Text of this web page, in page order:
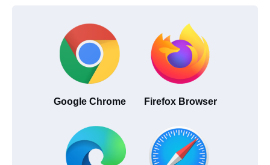
Google Chrome Firefox Browser